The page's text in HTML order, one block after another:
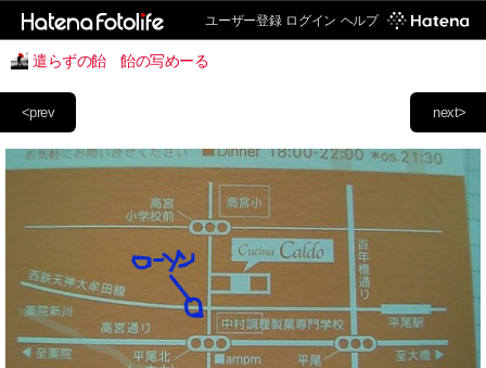
ユーザー登録 ログイン ヘルプ
遣らずの飴 飴の写めーる
next>
<prev